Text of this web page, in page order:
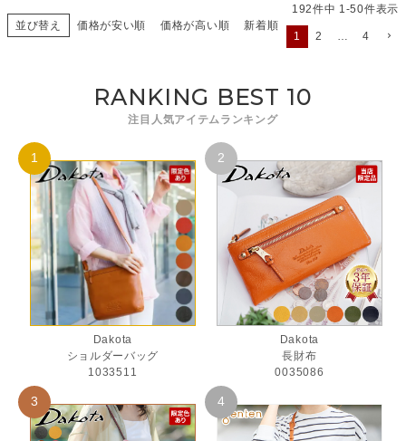
並び替え 価格が安い順 価格が高い順 新着順
192件中 1-50件表示
1 2 … 4
RANKING BEST 10
注目人気アイテムランキング
Dakota
ショルダーバッグ
1033511
Dakota
長財布
0035086